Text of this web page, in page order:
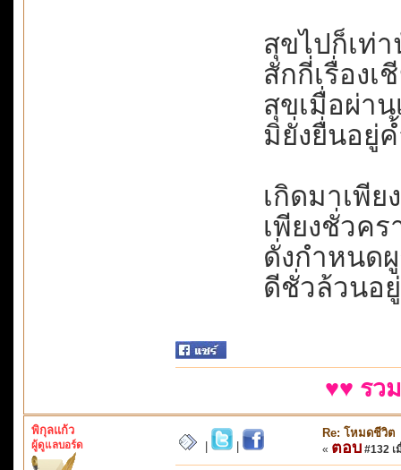
สุขไปก็เท่
สักกี่เรื่อง
สุขเมื่อผ่า
มิยั่งยื่นอยู่
เกิดมาเพีย
เพียงชั่วค
ดั่งกำหนด
ดีชั่วล้วนอ
♥♥ รว
พิกุลแก้ว
ผู้ดูแลบอร์ด
Re: โหมดชีวิต
« ตอบ #132 เ